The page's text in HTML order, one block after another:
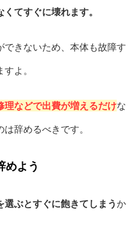
てすぐに壊れます。
できないため、本体も故障す
よ。
理などで出費が増えるだけな
辞めるべきです。
めよう
選ぶとすぐに飽きてしまうか